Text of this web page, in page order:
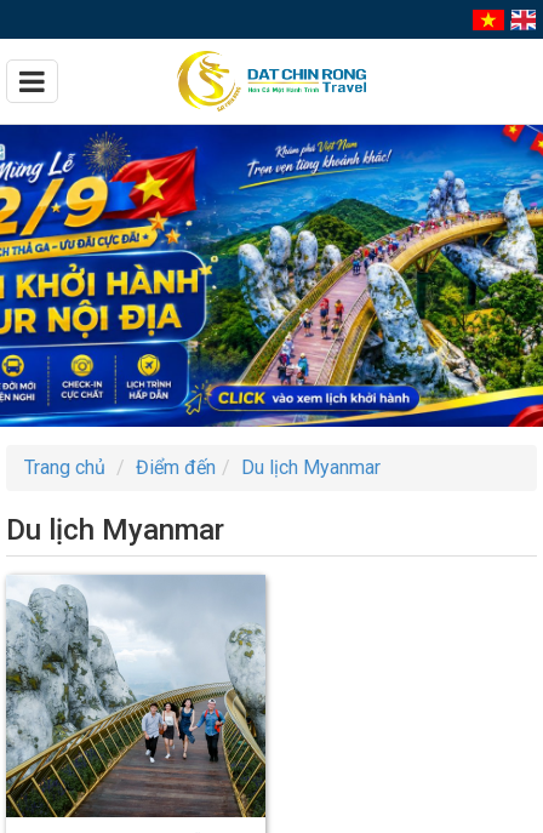
Trang chủ Điểm đến Du lịch Myanmar
Du lịch Myanmar